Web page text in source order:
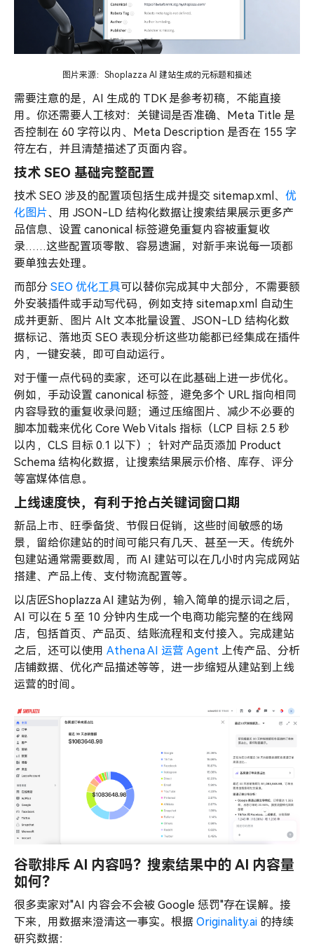
图片来源：Shoplazza AI 建站生成的元标题和描述
需要注意的是，AI 生成的 TDK 是参考初稿，不能直接
用。你还需要人工核对：关键词是否准确、Meta Title 是
否控制在 60 字符以内、Meta Description 是否在 155 字
符左右，并且清楚描述了页面内容。
技术 SEO 基础完整配置
技术 SEO 涉及的配置项包括生成并提交 sitemap.xml、 优
化图片、用 JSON-LD 结构化数据让搜索结果展示更多产
品信息、设置 canonical 标签避免重复内容被重复收
录……这些配置项零散、容易遗漏，对新手来说每一项都
要单独去处理。
而部分 SEO 优化工具可以替你完成其中大部分，不需要额
外安装插件或手动写代码，例如支持 sitemap.xml 自动生
成并更新、图片 Alt 文本批量设置、JSON-LD 结构化数
据标记、落地页 SEO 表现分析这些功能都已经集成在插件
内，一键安装，即可自动运行。
对于懂一点代码的卖家，还可以在此基础上进一步优化。
例如，手动设置 canonical 标签，避免多个 URL 指向相同
内容导致的重复收录问题；通过压缩图片、减少不必要的
脚本加载来优化 Core Web Vitals 指标（LCP 目标 2.5 秒
以内，CLS 目标 0.1 以下）；针对产品页添加 Product
Schema 结构化数据，让搜索结果展示价格、库存、评分
等富媒体信息。
上线速度快，有利于抢占关键词窗口期
新品上市、旺季备货、节假日促销，这些时间敏感的场
景，留给你建站的时间可能只有几天、甚至一天。传统外
包建站通常需要数周，而 AI 建站可以在几小时内完成网站
搭建、产品上传、支付物流配置等。
以店匠Shoplazza AI 建站为例，输入简单的提示词之后，
AI 可以在 5 至 10 分钟内生成一个电商功能完整的在线网
店，包括首页、产品页、结账流程和支付接入。完成建站
之后，还可以使用 Athena AI 运营 Agent 上传产品、分析
店铺数据、优化产品描述等等，进一步缩短从建站到上线
运营的时间。
谷歌排斥 AI 内容吗？搜索结果中的 AI 内容量
如何？
很多卖家对"AI 内容会不会被 Google 惩罚"存在误解。接
下来，用数据来澄清这一事实。根据 Originality.ai 的持续
研究数据：